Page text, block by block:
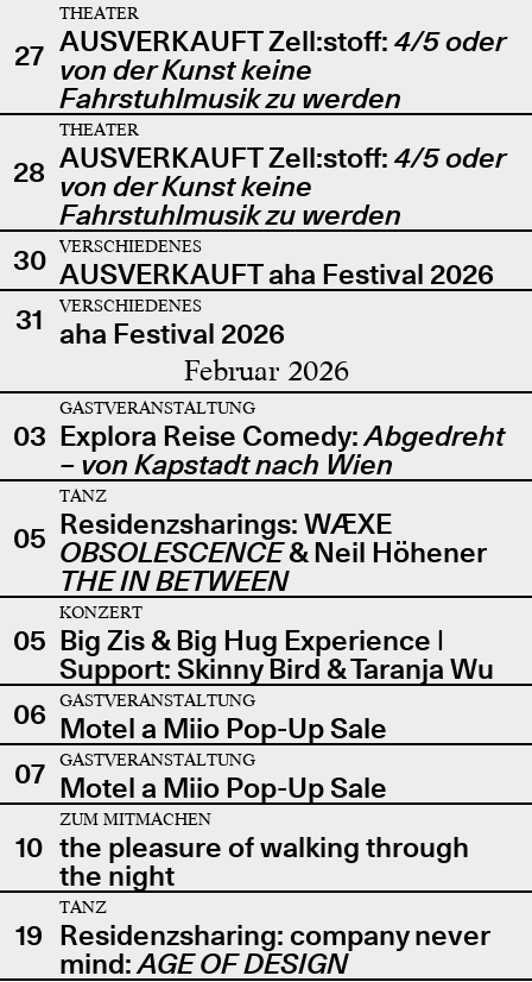
27
THEATER
AUSVERKAUFT Zell:stoff: 4/5 oder
von der Kunst keine
Fahrstuhlmusik zu werden
28
THEATER
AUSVERKAUFT Zell:stoff: 4/5 oder
von der Kunst keine
Fahrstuhlmusik zu werden
30
VERSCHIEDENES
AUSVERKAUFT aha Festival 2026
31
VERSCHIEDENES
aha Festival 2026
Februar 2026
03
GASTVERANSTALTUNG
Explora Reise Comedy:Abgedreht
– von Kapstadt nach Wien
05
TANZ
Residenzsharings: WÆXE
OBSOLESCENCE& Neil Höhener
THE IN BETWEEN
05
KONZERT
Big Zis & Big Hug Experience |
Support: Skinny Bird & Taranja Wu
06
GASTVERANSTALTUNG
Motel a Miio Pop-Up Sale
07
GASTVERANSTALTUNG
Motel a Miio Pop-Up Sale
10
ZUM MITMACHEN
the pleasure of walking through
the night
19
TANZ
Residenzsharing: company never
mind:AGE OF DESIGN